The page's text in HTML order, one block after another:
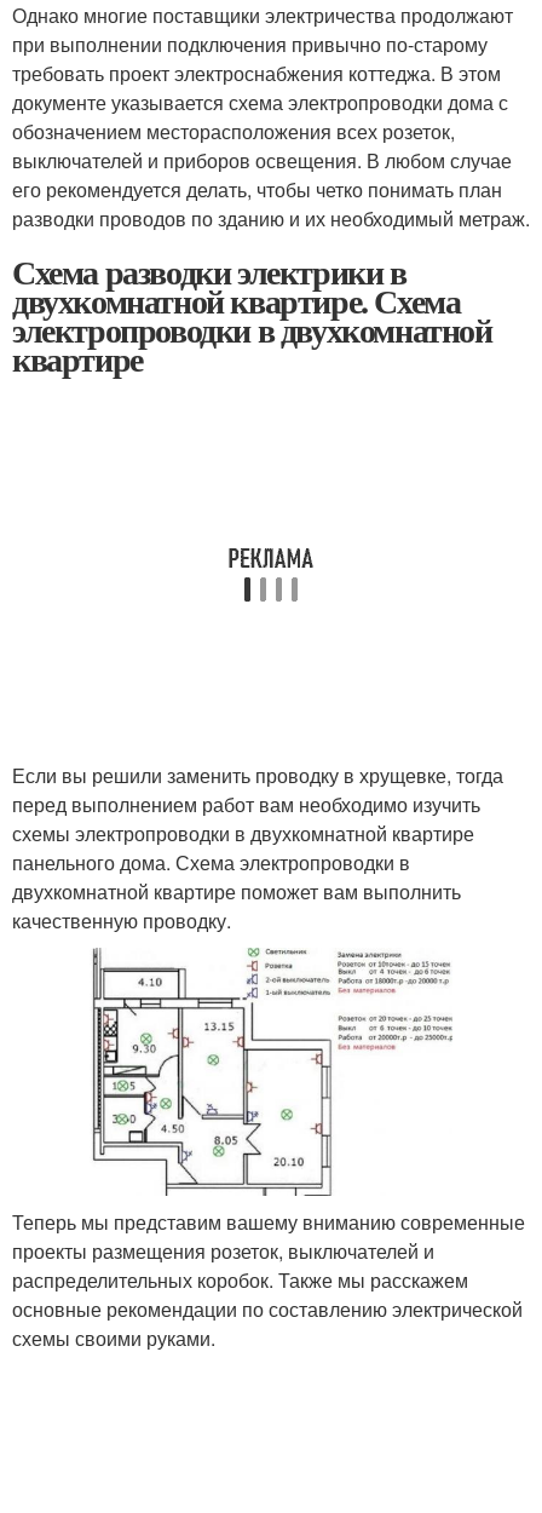
Однако многие поставщики электричества продолжают
при выполнении подключения привычно по-старому
требовать проект электроснабжения коттеджа. В этом
документе указывается схема электропроводки дома с
обозначением месторасположения всех розеток,
выключателей и приборов освещения. В любом случае
его рекомендуется делать, чтобы четко понимать план
разводки проводов по зданию и их необходимый метраж.
Схема разводки электрики в
двухкомнатной квартире. Схема
электропроводки в двухкомнатной
квартире
Если вы решили заменить проводку в хрущевке, тогда
перед выполнением работ вам необходимо изучить
схемы электропроводки в двухкомнатной квартире
панельного дома. Схема электропроводки в
двухкомнатной квартире поможет вам выполнить
качественную проводку.
Теперь мы представим вашему вниманию современные
проекты размещения розеток, выключателей и
распределительных коробок. Также мы расскажем
основные рекомендации по составлению электрической
схемы своими руками.